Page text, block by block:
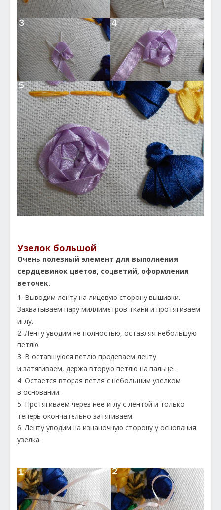
Узелок большой
Очень полезный элемент для выполнения
сердцевинок цветов, соцветий, оформления
веточек.
1. Выводим ленту на лицевую сторону вышивки.
Захватываем пару миллиметров ткани и протягиваем
иглу.
2. Ленту уводим не полностью, оставляя небольшую
петлю.
3. В оставшуюся петлю продеваем ленту
и затягиваем, держа вторую петлю на пальце.
4. Остается вторая петля с небольшим узелком
в основании.
5. Протягиваем через нее иглу с лентой и только
теперь окончательно затягиваем.
6. Ленту уводим на изнаночную сторону у основания
узелка.